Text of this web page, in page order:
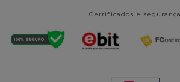
Certificados e segurança